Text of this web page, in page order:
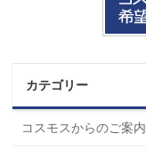
カテゴリー
コスモスからのご案内